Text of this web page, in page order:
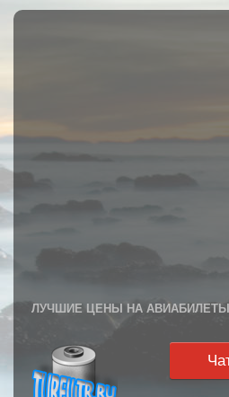
ЛУЧШИЕ ЦЕНЫ НА АВИАБИЛЕТЫ